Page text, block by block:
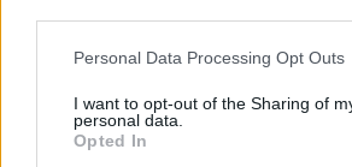
Please note that this website/app uses
not limited to your visit or usage
grant or deny consent to Google and its
use your data for below specified
Personal Data Processing Opt Outs
I want to opt-out of the Sharing of
personal data.
Opted In
neki nincs: legyen az
belső béke
van, a